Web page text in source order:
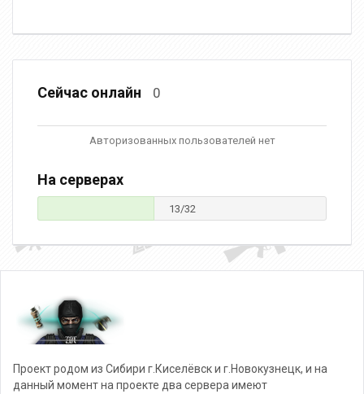
Сейчас онлайн 0
Авторизованных пользователей нет
На серверах
13/32
Проект родом из Сибири г.Киселёвск и г.Новокузнецк, и на
данный момент на проекте два сервера имеют